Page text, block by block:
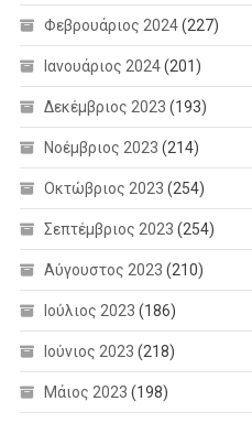
Φεβρουάριος 2024(227)
Ιανουάριος 2024(201)
Δεκέμβριος 2023 (193)
Νοέμβριος 2023 (214)
Οκτώβριος 2023 (254)
Σεπτέμβριος 2023 (254)
Αύγουστος 2023 (210)
Ιούλιος 2023 (186)
Ιούνιος 2023 (218)
Μάιος 2023 (198)